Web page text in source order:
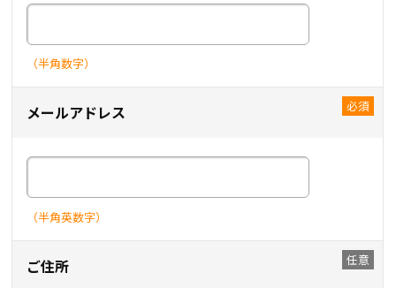
（半角数字）
メールアドレス
（半角英数字）
ご住所